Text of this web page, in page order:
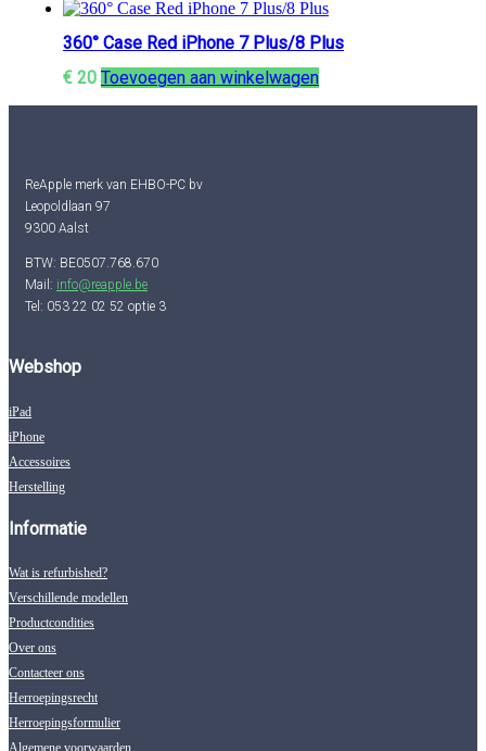
360° Case Red iPhone 7 Plus/8 Plus
€ 20 Toevoegen aan winkelwagen
ReApple merk van EHBO-PC bv
Leopoldlaan 97
9300 Aalst
BTW: BE0507.768.670
Mail: info@reapple.be
Tel: 053 22 02 52 optie 3
Webshop
iPad
iPhone
Accessoires
Herstelling
Informatie
Wat is refurbished?
Verschillende modellen
Productcondities
Over ons
Contacteer ons
Herroepingsrecht
Herroepingsformulier
Algemene voorwaarden